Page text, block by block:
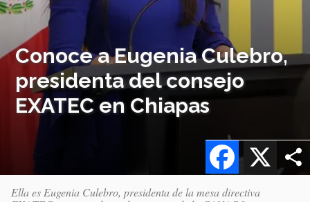
Conoce a Eugenia Culebro,
presidenta del consejo
EXATEC en Chiapas
X
Facebook
Ella es Eugenia Culebro, presidenta de la mesa directiva